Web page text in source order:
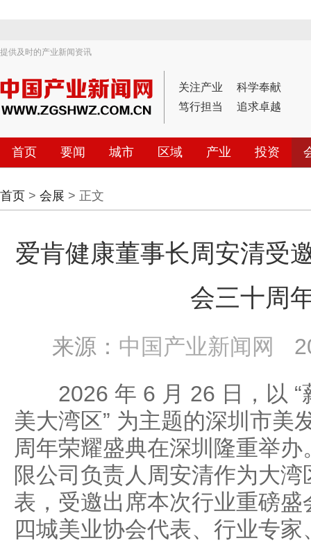
提供及时的产业新闻资讯
关注产业
科学奉献
笃行担当
追求卓越
首页 要闻 城市 区域 产业 投资
首页 > 会展 > 正文
爱肯健康董事长周安清受
会三十周
来源： 中国产业新闻网
2026 年 6 月 26 日，以 “
美大湾区” 为主题的深圳市美
周年荣耀盛典在深圳隆重举
限公司负责人周安清作为大
表，受邀出席本次行业重磅
四城美业协会代表、行业专